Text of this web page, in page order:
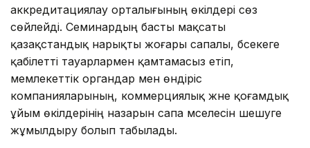
аккредитациялау орталығының өкілдері сөз
сөйлейді. Семинардың басты мақсаты
қазақстандық нарықты жоғары сапалы, бәсекеге
қабілетті тауарлармен қамтамасыз етіп,
мемлекеттік органдар мен өндіріс
компанияларының, коммерциялық және қоғамдық
ұйым өкілдерінің назарын сапа мәселесін шешуге
жұмылдыру болып табылады.